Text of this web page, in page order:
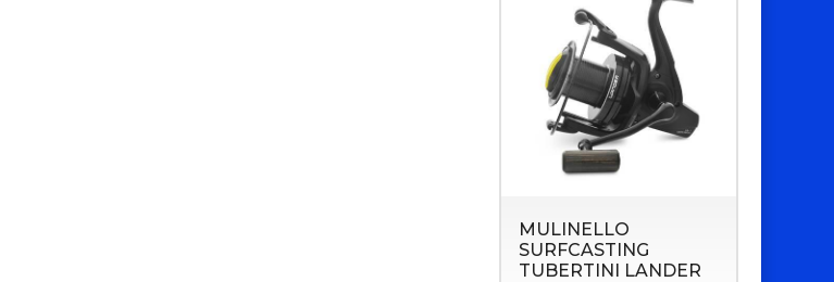
MULINELLO
SURFCASTING
TUBERTINI LANDER